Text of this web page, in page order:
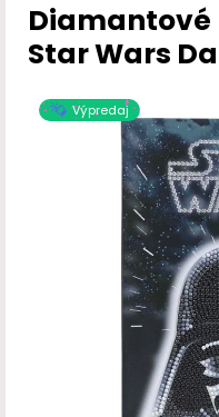
Star Wars
Výpredaj